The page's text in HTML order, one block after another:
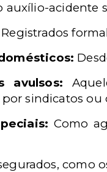
auxílio-acidente
Registrados
avulsos:
sindicatos ou
Como
como